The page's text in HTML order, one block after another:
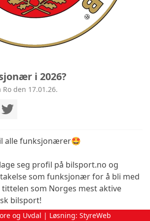
i 2026?
den 17.01.26.
alle funksjonærer🤩
seg profil på bilsport.no og
som funksjonær for å bli med
som Norges mest aktive
bilsport!
og Uvdal | Løsning: StyreWeb